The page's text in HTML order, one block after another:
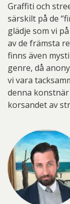
Graffiti och
särskilt på de
glädje som vi
av de främsta
finns även
genre, då
vi vara
denna
korsandet av